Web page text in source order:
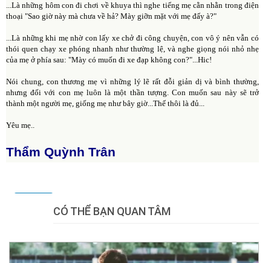
...Là những hôm con đi chơi về khuya thì nghe tiếng mẹ cằn nhằn trong điện
thoại "Sao giờ này mà chưa về hả? Mày giỡn mặt với mẹ đấy à?"
...Là những khi mẹ nhờ con lấy xe chở đi công chuyện, con vô ý nên vẫn có
thói quen chạy xe phóng nhanh như thường lệ, và nghe giọng nói nhỏ nhẹ
của mẹ ở phía sau: "Mày có muốn đi xe đạp không con?"...Hic!
Nói chung, con thương mẹ vì những lý lẽ rất đỗi giản dị và bình thường,
nhưng đối với con mẹ luôn là một thần tượng. Con muốn sau này sẽ trở
thành một người mẹ, giống mẹ như bây giờ...Thế thôi là đủ...
Yêu mẹ..
Thẩm Quỳnh Trân
CÓ THỂ BẠN QUAN TÂM